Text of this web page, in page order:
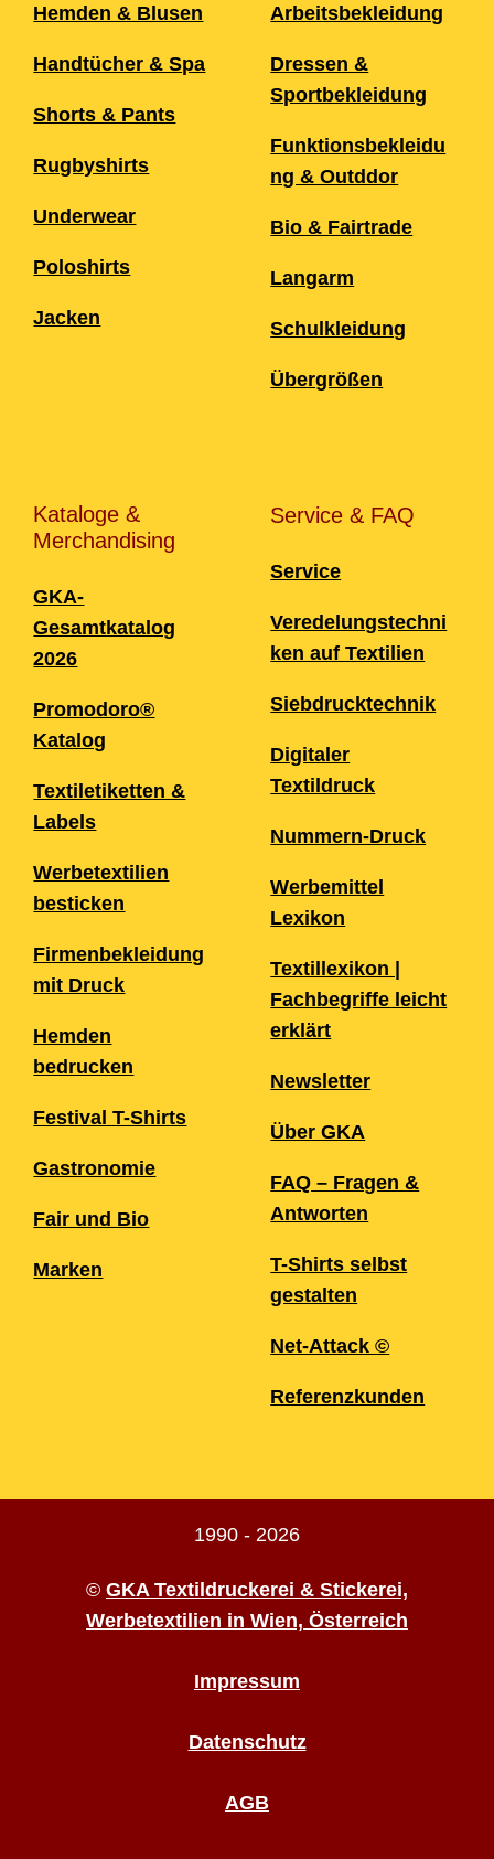
Hemden & Blusen
Handtücher & Spa
Shorts & Pants
Rugbyshirts
Underwear
Poloshirts
Jacken
Arbeitsbekleidung
Dressen &
Sportbekleidung
Funktionsbekleidu
ng & Outddor
Bio & Fairtrade
Langarm
Schulkleidung
Übergrößen
Kataloge &
Merchandising
GKA-
Gesamtkatalog
2026
Promodoro®
Katalog
Textiletiketten &
Labels
Werbetextilien
besticken
Firmenbekleidung
mit Druck
Hemden
bedrucken
Festival T-Shirts
Gastronomie
Fair und Bio
Marken
Service & FAQ
Service
Veredelungstechni
ken auf Textilien
Siebdrucktechnik
Digitaler
Textildruck
Nummern-Druck
Werbemittel
Lexikon
Textillexikon |
Fachbegriffe leicht
erklärt
Newsletter
Über GKA
FAQ – Fragen &
Antworten
T-Shirts selbst
gestalten
Net-Attack ©
Referenzkunden
1990 - 2026
© GKA Textildruckerei & Stickerei,
Werbetextilien in Wien, Österreich
Impressum
Datenschutz
AGB